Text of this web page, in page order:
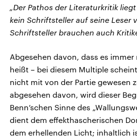
„Der Pathos der Literaturkritik
kein Schriftsteller auf seine Leser
Schriftsteller brauchen auch
Abgesehen davon, dass es immer
heißt – bei diesem Multiple
nicht mit von der Partie gewesen
abgesehen davon, wird dieser
Benn’schen Sinne des
dient dem effekthascherischen
dem erhellenden Licht; inhaltlich